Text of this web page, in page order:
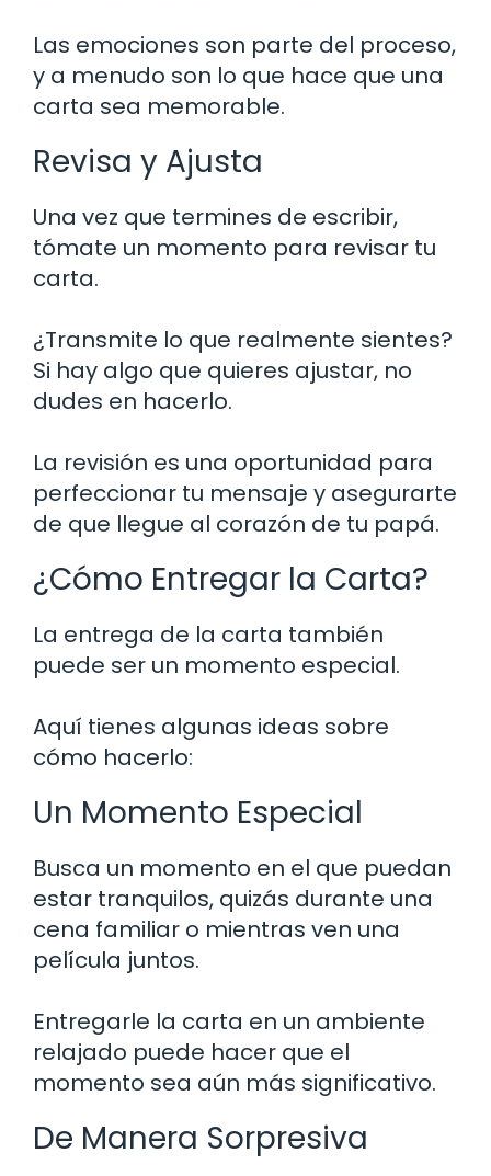
Las emociones son parte del proceso,
y a menudo son lo que hace que una
carta sea memorable.
Revisa y Ajusta
Una vez que termines de escribir,
tómate un momento para revisar tu
carta.
¿Transmite lo que realmente sientes?
Si hay algo que quieres ajustar, no
dudes en hacerlo.
La revisión es una oportunidad para
perfeccionar tu mensaje y asegurarte
de que llegue al corazón de tu papá.
¿Cómo Entregar la Carta?
La entrega de la carta también
puede ser un momento especial.
Aquí tienes algunas ideas sobre
cómo hacerlo:
Un Momento Especial
Busca un momento en el que puedan
estar tranquilos, quizás durante una
cena familiar o mientras ven una
película juntos.
Entregarle la carta en un ambiente
relajado puede hacer que el
momento sea aún más significativo.
De Manera Sorpresiva